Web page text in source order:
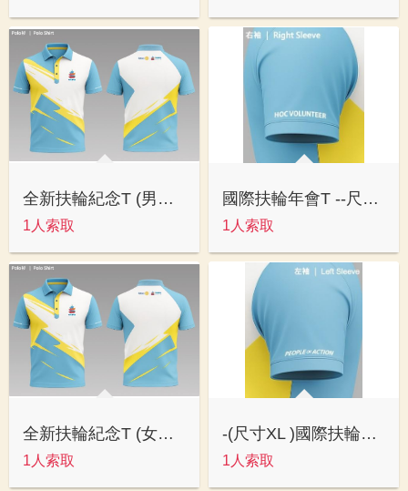
全新扶輪紀念T (男版L)
1人索取
國際扶輪年會T --尺寸L
1人索取
全新扶輪紀念T (女版L)
1人索取
-(尺寸XL )國際扶輪年會T
1人索取